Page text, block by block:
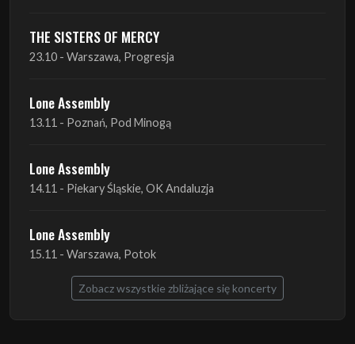
Lone Assembly
Lone Assembly
14.11 - Piekary Śląskie, OK Andaluzja
Lone Assembly
15.11 - Warszawa, Potok